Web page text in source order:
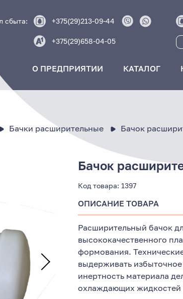
сбыта: +375(29)213-09-44
+375(29)658-04-05
О ПРЕДПРИЯТИИ КАТАЛОГ
Бачки расширительные Бачок
Бачок
Код товара: 1397
ОПИСАНИЕ ТОВАРА
Расширительный бачок
высококачественного
формования.
выдерживать
инертность материала
охлаждающих жидкостей